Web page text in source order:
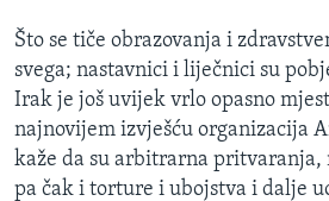
Što se tiče obrazovanja i
svega; nastavnici i liječnici su
Irak je još uvijek vrlo opasno
najnovijem izvješću organizacija
kaže da su arbitrarna pritvaranja,
pa čak i torture i ubojstva i dalje